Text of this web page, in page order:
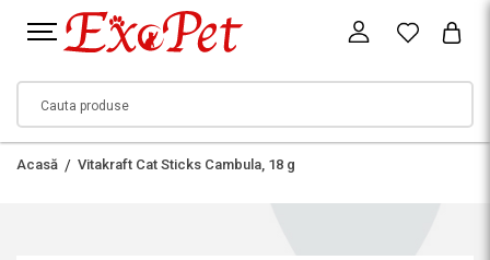
Acasă Vitakraft Cat Sticks Cambula, 18 g